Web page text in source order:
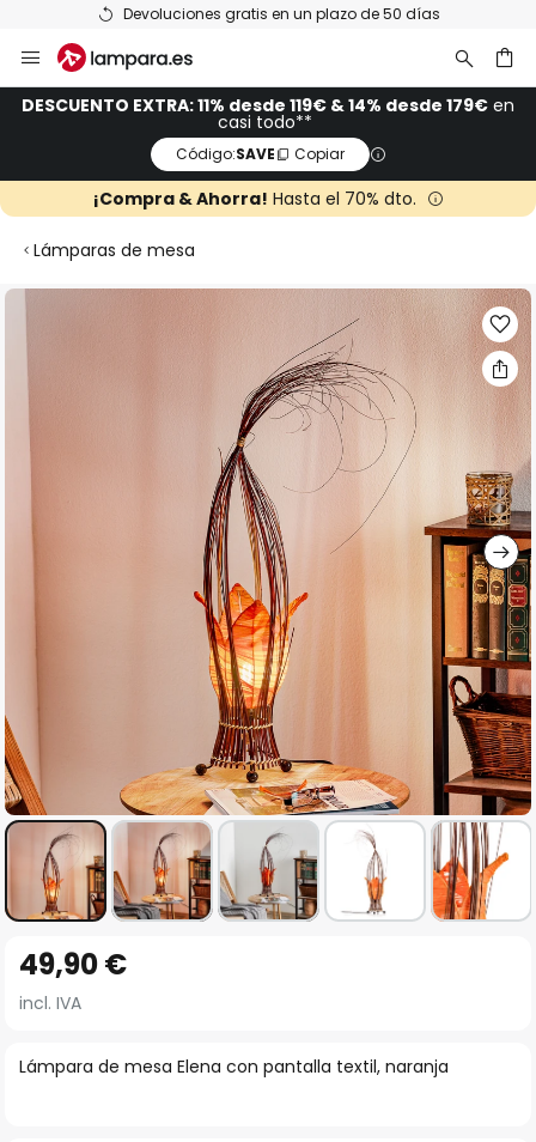
Devoluciones gratis en un plazo de 50 días
al
contenido
DESCUENTO EXTRA: 11% desde 119€ & 14% desde 179€ en
casi todo**
Código:SAVE Copiar
¡Compra & Ahorra! Hasta el 70% dto.
Lámparas de mesa
Saltar
galería
comienzo
laLámpara de mesa Elena con pantalla textil, naranja
49,90 €
incl. IVA